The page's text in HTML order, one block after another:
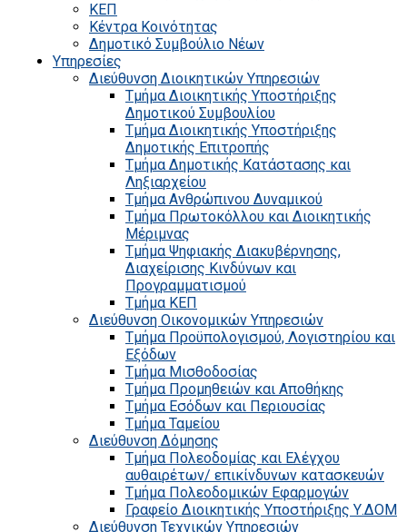
ΚΕΠ
Κέντρα Κοινότητας
Δημοτικό Συμβούλιο Νέων
Υπηρεσίες
Διεύθυνση Διοικητικών Υπηρεσιών
Τμήμα Διοικητικής Υποστήριξης
Δημοτικού Συμβουλίου
Τμήμα Διοικητικής Υποστήριξης
Δημοτικής Επιτροπής
Τμήμα Δημοτικής Κατάστασης και
Ληξιαρχείου
Τμήμα Ανθρώπινου Δυναμικού
Τμήμα Πρωτοκόλλου και Διοικητικής
Μέριμνας
Τμήμα Ψηφιακής Διακυβέρνησης,
Διαχείρισης Κινδύνων και
Προγραμματισμού
Τμήμα ΚΕΠ
Διεύθυνση Οικονομικών Υπηρεσιών
Τμήμα Προϋπολογισμού, Λογιστηρίου και
Εξόδων
Τμήμα Μισθοδοσίας
Τμήμα Προμηθειών και Αποθήκης
Τμήμα Εσόδων και Περιουσίας
Τμήμα Ταμείου
Διεύθυνση Δόμησης
Τμήμα Πολεοδομίας και Ελέγχου
αυθαιρέτων/ επικίνδυνων κατασκευών
Τμήμα Πολεοδομικών Εφαρμογών
Γραφείο Διοικητικής Υποστήριξης Υ.ΔΟΜ
Διεύθυνση Τεχνικών Υπηρεσιών